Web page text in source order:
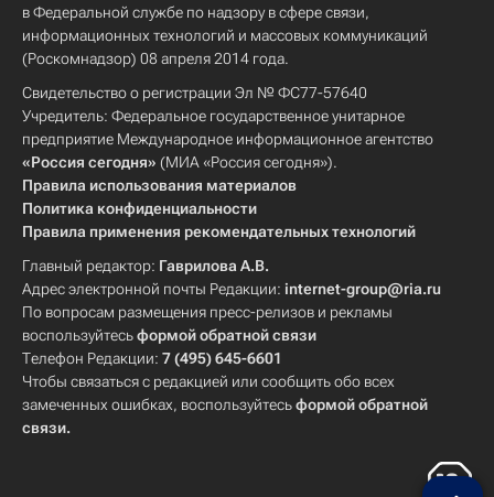
в Федеральной службе по надзору в сфере связи,
информационных технологий и массовых коммуникаций
(Роскомнадзор) 08 апреля 2014 года.
Свидетельство о регистрации Эл № ФС77-57640
Учредитель: Федеральное государственное унитарное
предприятие Международное информационное агентство
«Россия сегодня» (МИА «Россия сегодня»).
Правила использования материалов
Политика конфиденциальности
Правила применения рекомендательных технологий
Главный редактор: Гаврилова А.В.
Адрес электронной почты Редакции: internet-group@ria.ru
По вопросам размещения пресс-релизов и рекламы
воспользуйтесьформой обратной связи
Телефон Редакции: 7 (495) 645-6601
Чтобы связаться с редакцией или сообщить обо всех
замеченных ошибках, воспользуйтесьформой обратной
связи.